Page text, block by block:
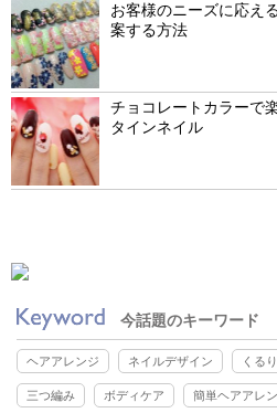
お客様のニーズに応え
案する方法
チョコレートカラーで
タインネイル
今話題のキーワード
ヘアアレンジ ネイルデザイン くる
三つ編み ボディケア 簡単ヘアアレ